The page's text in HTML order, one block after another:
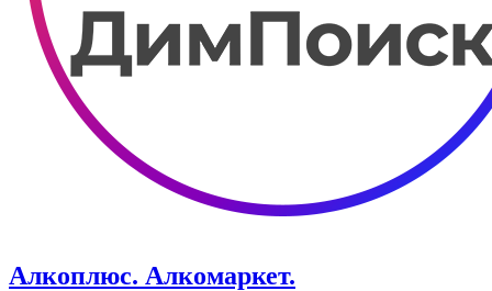
Алкоплюс. Алкомаркет.